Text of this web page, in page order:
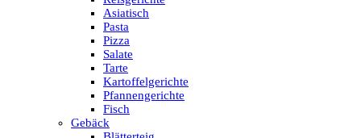
Asiatisch
Pasta
Pizza
Salate
Tarte
Kartoffelgerichte
Pfannengerichte
Fisch
Gebäck